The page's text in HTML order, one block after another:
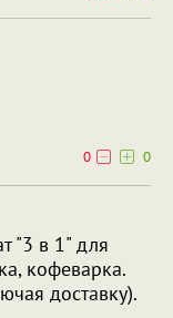
0
0
"3 в 1" для
кофеварка.
доставку).